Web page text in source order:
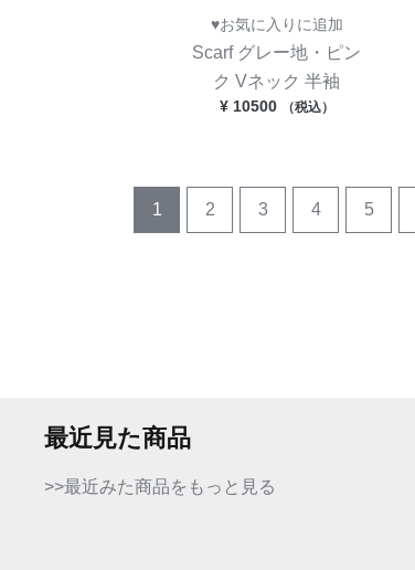
♥お気に入りに追加
Scarf グレー地・ピン
ク Vネック 半袖
¥10500 （税込）
1 2 3 4 5
最近見た商品
>>最近みた商品をもっと見る